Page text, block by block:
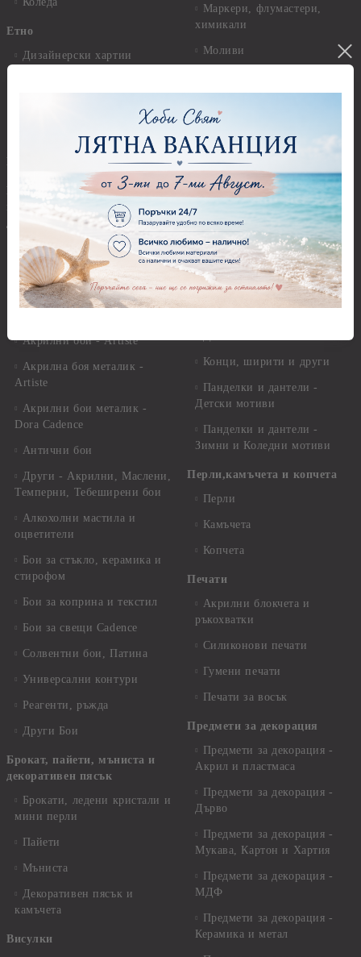
Етно
Дизайнерски хартии
Ширити, шевици, канапи
Брадс, айлетс, холдери
Бои - акрилни, гланц, мат,
перла, металик, текстилни и
други
Акрилни бои - Stamperia
Акрилни бои - Pentart
Акрилни бои металик -
Акрилни бои - Artiste
Акрилна боя металик -
Artiste
Акрилни бои металик -
Dora Cadence
Антични бои
Други - Акрилни, Маслени,
Темперни, Тебеширени бои
Алкохолни мастила и
оцветители
Бои за стъкло, керамика и
стирофом
Бои за коприна и текстил
Бои за свещи Cadence
Солвентни бои, Патина
Универсални контури
Реагенти, ръжда
Други Бои
Брокат, пайети, мъниста и
декоративен пясък
Брокати, ледени кристали и
мини перли
Пайети
Мъниста
Декоративен пясък и
камъчета
Висулки
Маркери, флумастери,
химикали
Моливи
Панделки 0,60 см
Панделки 1,00 см
Панделки 2,00 см
Панделки 3,00 см
Панделки 4,00 см
Панделки - други
Панделки - с надпис
Конци, ширити и други
Панделки и дантели -
Детски мотиви
Панделки и дантели -
Зимни и Коледни мотиви
Перли,камъчета и копчета
Перли
Камъчета
Копчета
Печати
Акрилни блокчета и
ръкохватки
Силиконови печати
Гумени печати
Печати за восък
Предмети за декорация
Предмети за декорация -
Акрил и пластмаса
Предмети за декорация -
Дърво
Предмети за декорация -
Мукава, Картон и Хартия
Предмети за декорация -
МДФ
Предмети за декорация -
Керамика и метал